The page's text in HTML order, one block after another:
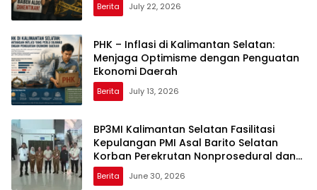
Berita July 22, 2026
PHK – Inflasi di Kalimantan Selatan:
Menjaga Optimisme dengan Penguatan
Ekonomi Daerah
Berita July 13, 2026
BP3MI Kalimantan Selatan Fasilitasi
Kepulangan PMI Asal Barito Selatan
Korban Perekrutan Nonprosedural dan
Eksploitasi di Kamboja
Berita June 30, 2026